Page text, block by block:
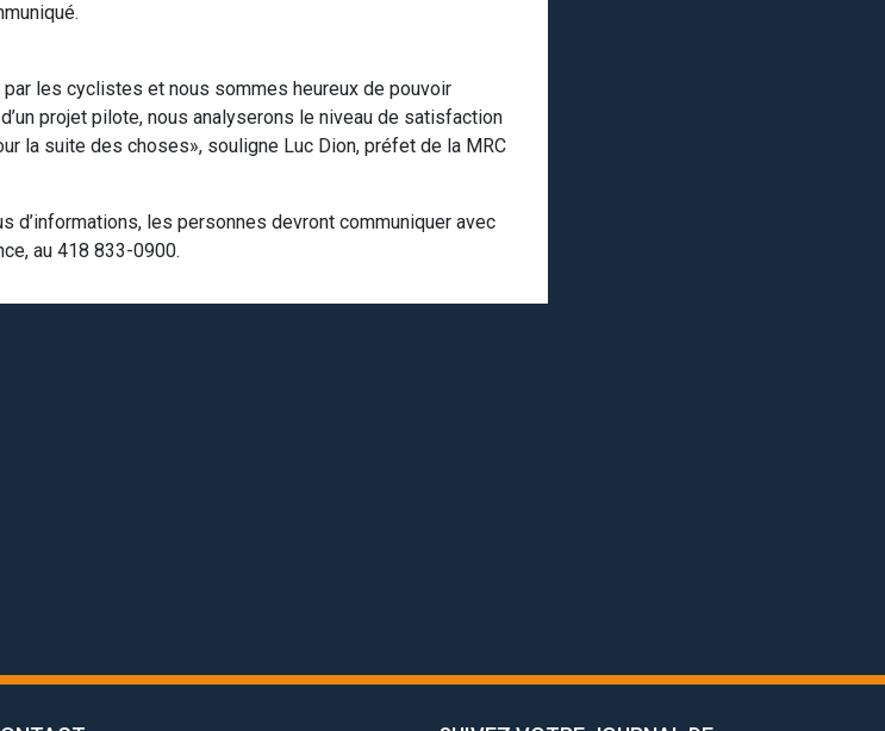
les cyclistes et nous sommes heureux de pouvoir
projet pilote, nous analyserons le niveau de satisfaction
la suite des choses», souligne Luc Dion, préfet de la MRC
d’informations, les personnes devront communiquer avec
au 418 833-0900.